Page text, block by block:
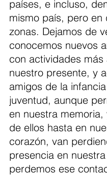
países, e incluso,
mismo país, pero en
zonas. Dejamos de
conocemos nuevos
con actividades más
nuestro presente, y
amigos de la
juventud, aunque
en nuestra memoria,
de ellos hasta en
corazón, van
presencia en
perdemos ese